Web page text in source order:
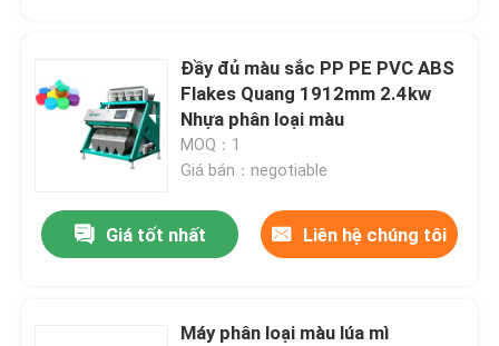
Đầy đủ màu sắc PP PE PVC ABS
Flakes Quang 1912mm 2.4kw
Nhựa phân loại màu
MOQ：1
Giá bán：negotiable
Giá tốt nhất Liên hệ chúng tôi
Máy phân loại màu lúa mì